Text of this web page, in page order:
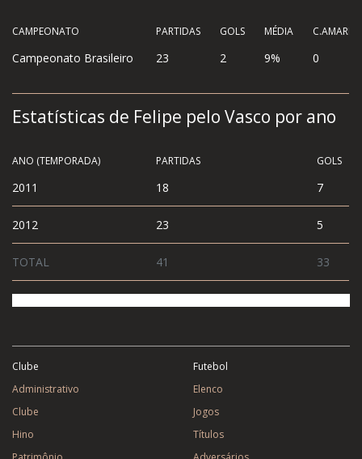
CAMPEONATO
Campeonato Brasileiro
PARTIDAS GOLS MÉDIA
23 2 9% 0
Estatísticas de Felipe pelo Vasco por ano
ANO (TEMPORADA)
2011
2012
TOTAL
PARTIDAS GOLS
18 7
23 5
41 33
Clube
Administrativo
Clube
Hino
Futebol
Elenco
Jogos
Títulos